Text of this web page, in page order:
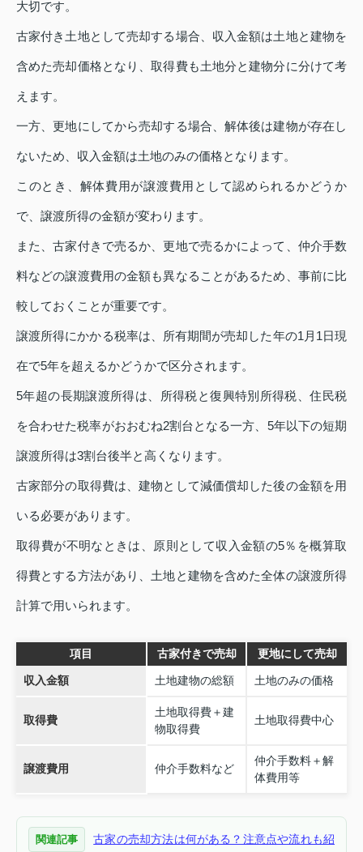
大切です。
古家付き土地として売却する場合、収入金額は土地と建物を
含めた売却価格となり、取得費も土地分と建物分に分けて考
えます。
一方、更地にしてから売却する場合、解体後は建物が存在し
ないため、収入金額は土地のみの価格となります。
このとき、解体費用が譲渡費用として認められるかどうか
で、譲渡所得の金額が変わります。
また、古家付きで売るか、更地で売るかによって、仲介手数
料などの譲渡費用の金額も異なることがあるため、事前に比
較しておくことが重要です。
譲渡所得にかかる税率は、所有期間が売却した年の1月1日現
在で5年を超えるかどうかで区分されます。
5年超の長期譲渡所得は、所得税と復興特別所得税、住民税
を合わせた税率がおおむね2割台となる一方、5年以下の短期
譲渡所得は3割台後半と高くなります。
古家部分の取得費は、建物として減価償却した後の金額を用
いる必要があります。
取得費が不明なときは、原則として収入金額の5％を概算取
得費とする方法があり、土地と建物を含めた全体の譲渡所得
計算で用いられます。
項目 古家付きで売却 更地にして売却
収入金額 土地建物の総額 土地のみの価格
取得費
土地取得費＋建
物取得費
土地取得費中心
譲渡費用 仲介手数料など
仲介手数料＋解
体費用等
関連記事
古家の売却方法は何がある？注意点や流れも紹